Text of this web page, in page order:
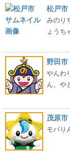
松戸市
みのり
ょうち
野田市
やんわ
ん、や
茂原市
モバり